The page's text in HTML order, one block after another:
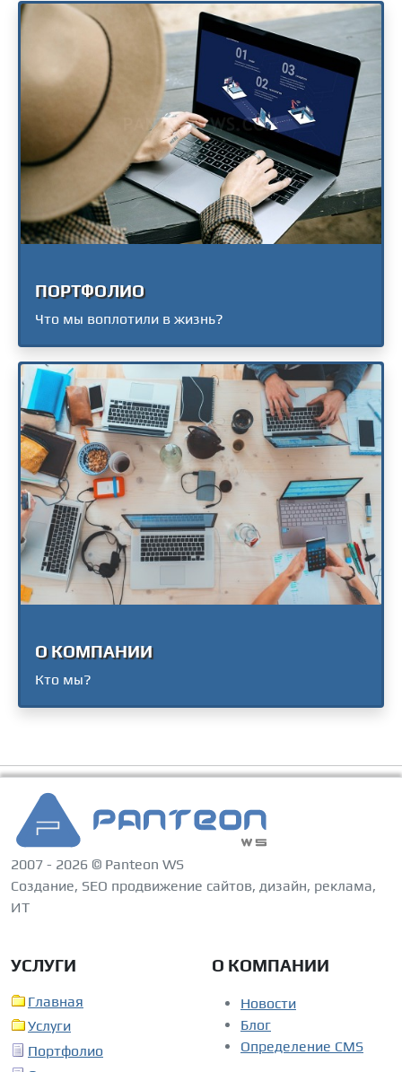
ПОРТФОЛИО
Что мы воплотили в жизнь?
О КОМПАНИИ
Кто мы?
2007 - 2026 © Panteon WS
Создание, SEO продвижение сайтов, дизайн, реклама,
ИТ
УСЛУГИ
Главная
Услуги
Портфолио
О КОМПАНИИ
Новости
Блог
Определение CMS